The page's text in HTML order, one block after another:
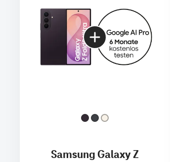
Samsung Galaxy Z